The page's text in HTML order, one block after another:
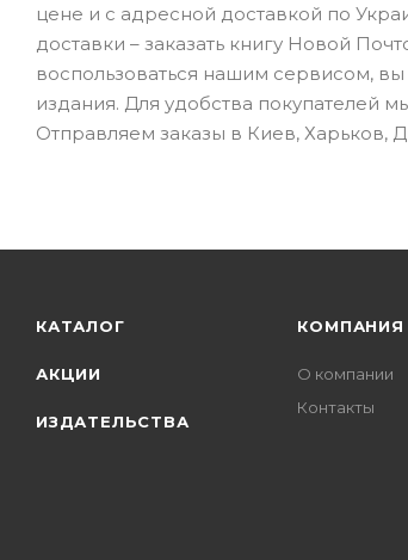
цене и с адресной доставкой по
доставки – заказать книгу Новой
воспользоваться нашим сервисом,
издания. Для удобства покупателей
Отправляем заказы в Киев, Харьков,
КАТАЛОГ
АКЦИИ
ИЗДАТЕЛЬСТВА
КОМПАНИЯ
О компании
Контакты